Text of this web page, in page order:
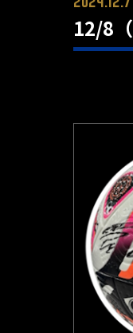
12/8